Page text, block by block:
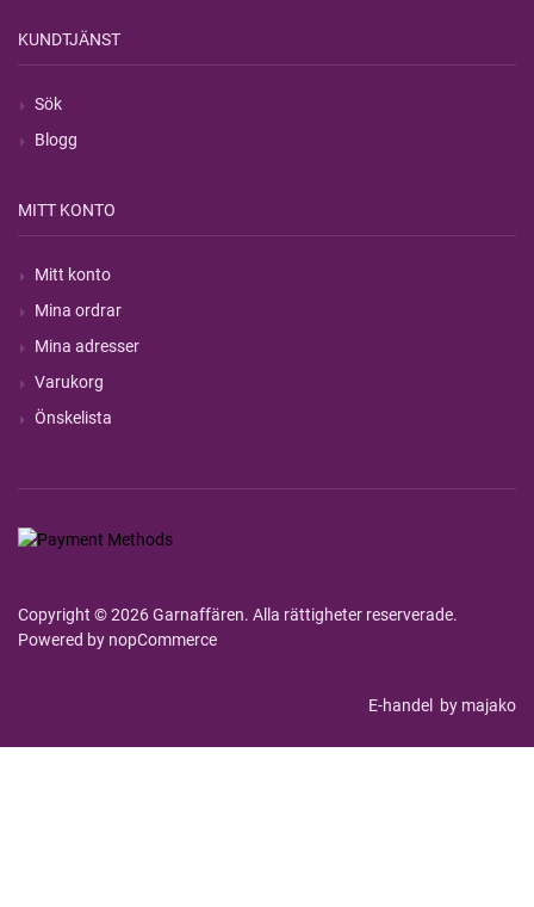
KUNDTJÄNST
Sök
Blogg
MITT KONTO
Mitt konto
Mina ordrar
Mina adresser
Varukorg
Önskelista
Copyright © 2026 Garnaffären. Alla rättigheter reserverade.
Powered by nopCommerce
E-handel by majako